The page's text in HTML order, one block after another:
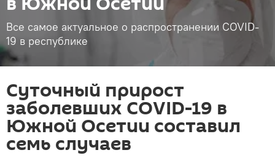
Все самое актуальное о распространении COVID-
19 в республике
Суточный прирост
заболевших COVID-19 в
Южной Осетии составил
семь случаев